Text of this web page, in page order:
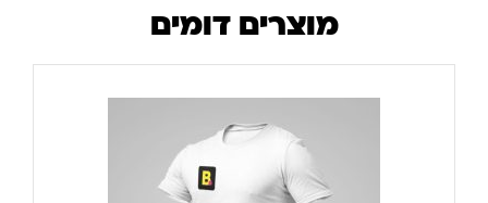
מוצרים דומים